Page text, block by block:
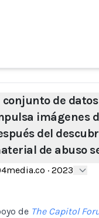
conjunto de
imágenes
del
de abuso
· 2023
de The Capitol